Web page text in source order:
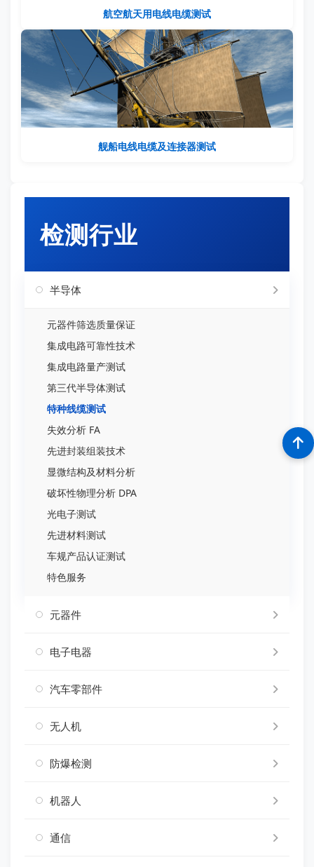
航空航天用电线电缆测试
舰船电线电缆及连接器测试
检测行业
半导体
元器件筛选质量保证
集成电路可靠性技术
集成电路量产测试
第三代半导体测试
特种线缆测试
失效分析 FA
先进封装组装技术
显微结构及材料分析
破坏性物理分析 DPA
光电子测试
先进材料测试
车规产品认证测试
特色服务
元器件
电子电器
汽车零部件
无人机
防爆检测
机器人
通信